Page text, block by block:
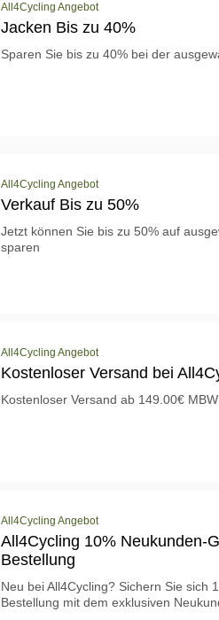
All4Cycling Angebot
Jacken Bis zu 40%
Sparen Sie bis zu 40% bei der
All4Cycling Angebot
Verkauf Bis zu 50%
Jetzt können Sie bis zu 50% auf
sparen
All4Cycling Angebot
Kostenloser Versand bei
Kostenloser Versand ab 149.00€ MBW
All4Cycling Angebot
All4Cycling 10% Neukunden-
Bestellung
Neu bei All4Cycling? Sichern Sie sich
Bestellung mit dem exklusiven